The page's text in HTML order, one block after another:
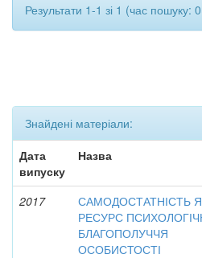
Результати 1-1 зі 1 (час пошуку:
Знайдені матеріали:
Дата
випуску
Назва
2017
САМОДОСТАТНІСТЬ
РЕСУРС
БЛАГОПОЛУЧЧЯ
ОСОБИСТОСТІ